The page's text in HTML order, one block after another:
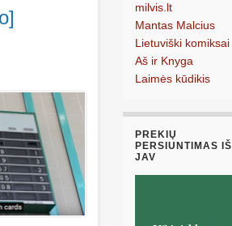
milvis.lt
Mantas Malcius
Lietuviški komiksai
Aš ir Knyga
Laimės kūdikis
PREKIŲ
PERSIUNTIMAS IŠ
JAV